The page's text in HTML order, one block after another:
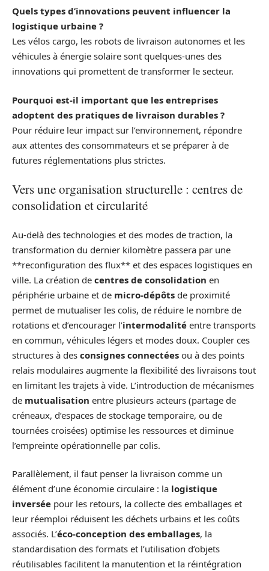
Quels types d’innovations peuvent influencer la
logistique urbaine ?
Les vélos cargo, les robots de livraison autonomes et les
véhicules à énergie solaire sont quelques-unes des
innovations qui promettent de transformer le secteur.
Pourquoi est-il important que les entreprises
adoptent des pratiques de livraison durables ?
Pour réduire leur impact sur l’environnement, répondre
aux attentes des consommateurs et se préparer à de
futures réglementations plus strictes.
Vers une organisation structurelle : centres de
consolidation et circularité
Au‑delà des technologies et des modes de traction, la
transformation du dernier kilomètre passera par une
**reconfiguration des flux** et des espaces logistiques en
ville. La création de centres de consolidation en
périphérie urbaine et de micro-dépôts de proximité
permet de mutualiser les colis, de réduire le nombre de
rotations et d’encourager l’intermodalité entre transports
en commun, véhicules légers et modes doux. Coupler ces
structures à des consignes connectées ou à des points
relais modulaires augmente la flexibilité des livraisons tout
en limitant les trajets à vide. L’introduction de mécanismes
de mutualisation entre plusieurs acteurs (partage de
créneaux, d’espaces de stockage temporaire, ou de
tournées croisées) optimise les ressources et diminue
l’empreinte opérationnelle par colis.
Parallèlement, il faut penser la livraison comme un
élément d’une économie circulaire : la logistique
inversée pour les retours, la collecte des emballages et
leur réemploi réduisent les déchets urbains et les coûts
associés. L’éco-conception des emballages, la
standardisation des formats et l’utilisation d’objets
réutilisables facilitent la manutention et la réintégration